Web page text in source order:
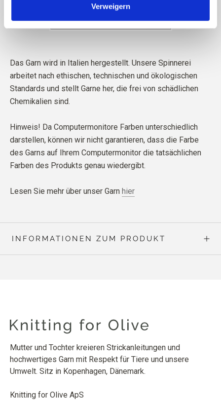
Verweigern
Das Garn wird in Italien hergestellt. Unsere Spinnerei
arbeitet nach ethischen, technischen und ökologischen
Standards und stellt Garne her, die frei von schädlichen
Chemikalien sind.
Hinweis! Da Computermonitore Farben unterschiedlich
darstellen, können wir nicht garantieren, dass die Farbe
des Garns auf Ihrem Computermonitor die tatsächlichen
Farben des Produkts genau wiedergibt.
Lesen Sie mehr über unser Garn hier
INFORMATIONEN ZUM PRODUKT
Mutter und Tochter kreieren Strickanleitungen und
hochwertiges Garn mit Respekt für Tiere und unsere
Umwelt. Sitz in Kopenhagen, Dänemark.
Knitting for Olive ApS